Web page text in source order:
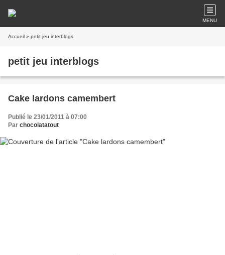
MENU
Accueil » petit jeu interblogs
petit jeu interblogs
Cake lardons camembert
Publié le 23/01/2011 à 07:00
Par chocolatatout